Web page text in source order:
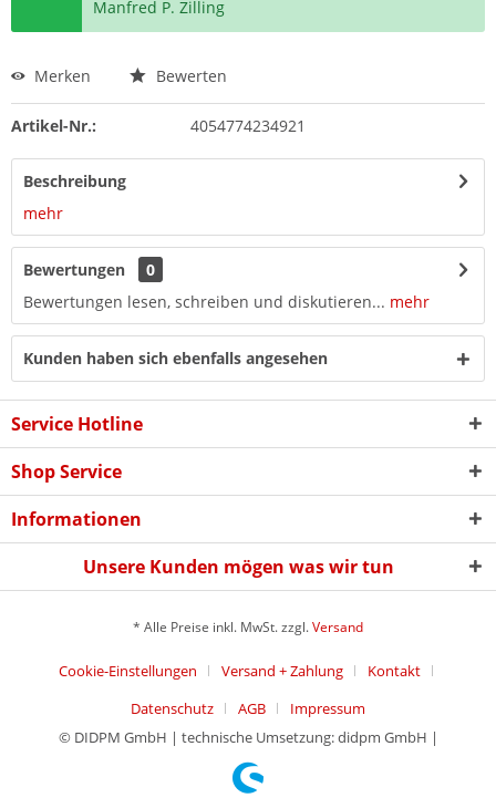
Manfred P. Zilling
Merken Bewerten
Artikel-Nr.: 4054774234921
Beschreibung
mehr
Bewertungen
0
Bewertungen lesen, schreiben und diskutieren... mehr
Kunden haben sich ebenfalls angesehen
Service Hotline
Shop Service
Informationen
Unsere Kunden mögen was wir tun
* Alle Preise inkl. MwSt. zzgl.Versand
Cookie-Einstellungen Versand + Zahlung
Kontakt
Datenschutz
AGB
Impressum
© DIDPM GmbH | technische Umsetzung: didpm GmbH |